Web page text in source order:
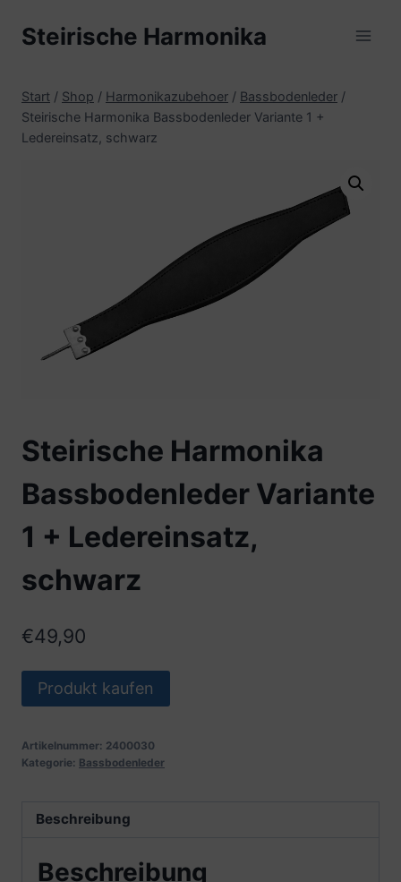
InhaltSteirische Harmonika
Start / Shop / Harmonikazubehoer / Bassbodenleder /
Steirische Harmonika Bassbodenleder Variante 1 +
Ledereinsatz, schwarz
Steirische Harmonika
Bassbodenleder Variante
1 + Ledereinsatz,
schwarz
€49,90
Produkt kaufen
Artikelnummer: 2400030
Kategorie: Bassbodenleder
Beschreibung
Beschreibung